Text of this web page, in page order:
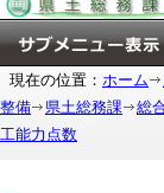
現在の位置： ホーム
整備
県土総務課
総
工能力点数